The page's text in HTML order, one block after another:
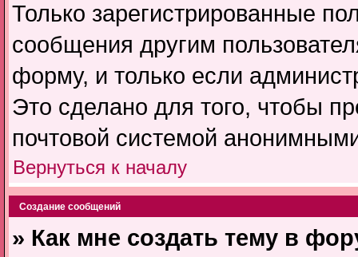
Только зарегистрированные
сообщения другим
форму, и только если
Это сделано для того, чтобы
почтовой системой
Вернуться к началу
Создание сообщений
» Как мне создать тему в